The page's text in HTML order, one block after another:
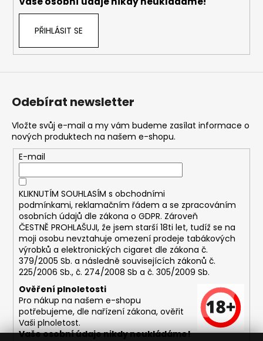
m
MENTOL
169
Kč
Původně:
195
Kč
PŘIHLÁSIT SE
Odebírat newsletter
Vložte svůj e-mail a my vám budeme zasílat informace o
nových produktech na našem e-shopu.
E-mail
KLIKNUTÍM SOUHLASÍM s obchodními
podmínkami, reklamačním řádem a se zpracováním
osobních údajů dle zákona o GDPR. Zároveň
ČESTNĚ PROHLAŠUJI, že jsem starší 18ti let, tudíž se na
moji osobu nevztahuje omezení prodeje tabákových
výrobků a elektronických cigaret dle zákona č.
379/2005 Sb. a následně souvisejících zákonů č.
225/2006 Sb., č. 274/2008 Sb a č. 305/2009 Sb.
Ověření plnoletosti
Pro nákup na našem e-shopu
potřebujeme, dle nařízení zákona, ověřit
Vaši plnoletost.
Vaše osobní údaje nikdy neukládáme!